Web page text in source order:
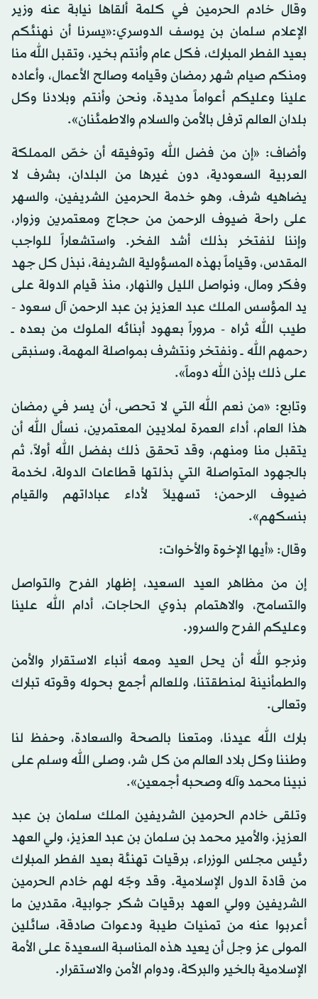
وقال خادم الحرمين في كلمة ألقاها نيابة عنه وزير
الإعلام سلمان بن يوسف الدوسري:«يسرنا أن نهنئكم
بعيد الفطر المبارك، فكل عام وأنتم بخير، وتقبل الله منا
ومنكم صيام شهر رمضان وقيامه وصالح الأعمال، وأعاده
علينا وعليكم أعواماً مديدة، ونحن وأنتم وبلادنا وكل
بلدان العالم ترفل بالأمن والسلام والاطمئنان».
وأضاف: «إن من فضل الله وتوفيقه أن خصّ المملكة
العربية السعودية، دون غيرها من البلدان، بشرف لا
يضاهيه شرف، وهو خدمة الحرمين الشريفين، والسهر
على راحة ضيوف الرحمن من حجاج ومعتمرين وزوار،
وإننا لنفتخر بذلك أشد الفخر. واستشعاراً للواجب
المقدس، وقياماً بهذه المسؤولية الشريفة، نبذل كل جهد
وفكر ومال، ونواصل الليل والنهار، منذ قيام الدولة على
يد المؤسس الملك عبد العزيز بن عبد الرحمن آل سعود -
طيب الله ثراه - مروراً بعهود أبنائه الملوك من بعده ــ
رحمهم الله ــ ونفتخر ونتشرف بمواصلة المهمة، وسنبقى
على ذلك بإذن الله دوماً».
وتابع: «من نعم الله التي لا تحصى، أن يسر في رمضان
هذا العام، أداء العمرة لملايين المعتمرين، نسأل الله أن
يتقبل منا ومنهم، وقد تحقق ذلك بفضل الله أولاً، ثم
بالجهود المتواصلة التي بذلتها قطاعات الدولة، لخدمة
ضيوف الرحمن؛ تسهيلاً لأداء عباداتهم والقيام
بنسكهم».
وقال: «أيها الإخوة والأخوات:
إن من مظاهر العيد السعيد، إظهار الفرح والتواصل
والتسامح، والاهتمام بذوي الحاجات، أدام الله علينا
وعليكم الفرح والسرور.
ونرجو الله أن يحل العيد ومعه أنباء الاستقرار والأمن
والطمأنينة لمنطقتنا، وللعالم أجمع بحوله وقوته تبارك
وتعالى.
بارك الله عيدنا، ومتعنا بالصحة والسعادة، وحفظ لنا
وطننا وكل بلاد العالم من كل شر، وصلى الله وسلم على
نبينا محمد وآله وصحبه أجمعين».
وتلقى خادم الحرمين الشريفين الملك سلمان بن عبد
العزيز، والأمير محمد بن سلمان بن عبد العزيز، ولي العهد
رئيس مجلس الوزراء، برقيات تهنئة بعيد الفطر المبارك
من قادة الدول الإسلامية. وقد وجّه لهم خادم الحرمين
الشريفين وولي العهد برقيات شكر جوابية، مقدرين ما
أعربوا عنه من تمنيات طيبة ودعوات صادقة، سائلين
المولى عز وجل أن يعيد هذه المناسبة السعيدة على الأمة
الإسلامية بالخير والبركة، ودوام الأمن والاستقرار.